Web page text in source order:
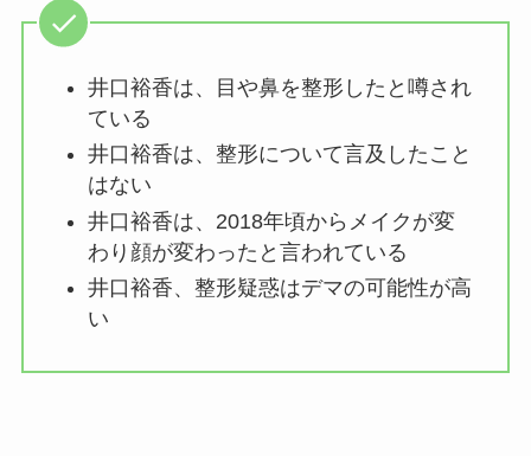
井口裕香は、目や鼻を整形したと噂され
ている
井口裕香は、整形について言及したこと
はない
井口裕香は、2018年頃からメイクが変
わり顔が変わったと言われている
井口裕香、整形疑惑はデマの可能性が高
い